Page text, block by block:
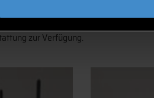
vor Ort im Labor oder remote
Software oder spezieller
zur Verfügung.